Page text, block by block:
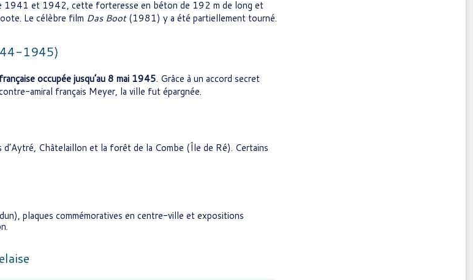
1941 et 1942, cette forteresse en béton de 192 m de long et
Le célèbre film Das Boot(1981) y a été partiellement tourné.
1945)
occupée jusqu’au 8 mai 1945. Grâce à un accord secret
amiral français Meyer, la ville fut épargnée.
Châtelaillon et la forêt de la Combe (Île de Ré). Certains
plaques commémoratives en centre-ville et expositions